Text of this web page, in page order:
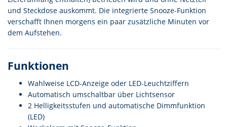
und Steckdose auskommt. Die integrierte Snooze-Funktion
verschafft Ihnen morgens ein paar zusätzliche Minuten vor
dem Aufstehen.
Funktionen
Wahlweise LCD-Anzeige oder LED-Leuchtziffern
Automatisch umschaltbar über Lichtsensor
2 Helligkeitsstufen und automatische Dimmfunktion
(LED)